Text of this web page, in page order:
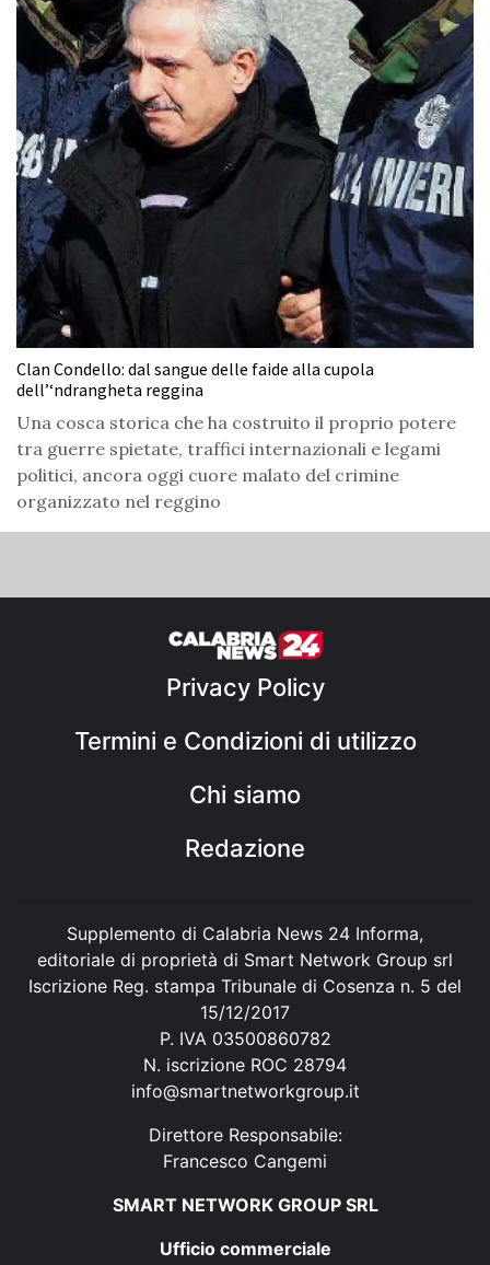
Clan Condello: dal sangue delle faide alla cupola
dell’‘ndrangheta reggina
Una cosca storica che ha costruito il proprio potere
tra guerre spietate, traffici internazionali e legami
politici, ancora oggi cuore malato del crimine
organizzato nel reggino
Privacy Policy
Termini e Condizioni di utilizzo
Chi siamo
Redazione
Supplemento di Calabria News 24 Informa,
editoriale di proprietà di Smart Network Group srl
Iscrizione Reg. stampa Tribunale di Cosenza n. 5 del
15/12/2017
P. IVA 03500860782
N. iscrizione ROC 28794
info@smartnetworkgroup.it
Direttore Responsabile:
Francesco Cangemi
SMART NETWORK GROUP SRL
Ufficio commerciale